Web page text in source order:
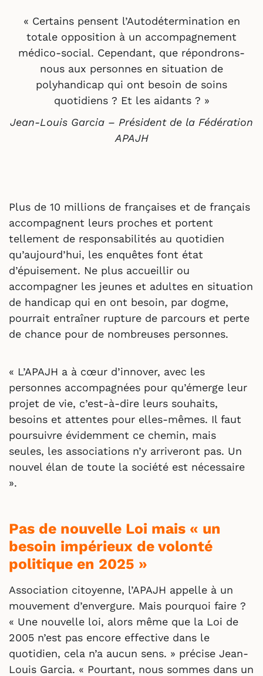
« Certains pensent l’Autodétermination en
totale opposition à un accompagnement
médico-social. Cependant, que répondrons-
nous aux personnes en situation de
polyhandicap qui ont besoin de soins
quotidiens ? Et les aidants ? »
Jean-Louis Garcia – Président de la Fédération
APAJH
Plus de 10 millions de françaises et de français
accompagnent leurs proches et portent
tellement de responsabilités au quotidien
qu’aujourd’hui, les enquêtes font état
d’épuisement. Ne plus accueillir ou
accompagner les jeunes et adultes en situation
de handicap qui en ont besoin, par dogme,
pourrait entraîner rupture de parcours et perte
de chance pour de nombreuses personnes.
« L’APAJH a à cœur d’innover, avec les
personnes accompagnées pour qu’émerge leur
projet de vie, c’est-à-dire leurs souhaits,
besoins et attentes pour elles-mêmes. Il faut
poursuivre évidemment ce chemin, mais
seules, les associations n’y arriveront pas. Un
nouvel élan de toute la société est nécessaire
».
Pas de nouvelle Loi mais « un
besoin impérieux de volonté
politique en 2025 »
Association citoyenne, l’APAJH appelle à un
mouvement d’envergure. Mais pourquoi faire ?
« Une nouvelle loi, alors même que la Loi de
2005 n’est pas encore effective dans le
quotidien, cela n’a aucun sens. » précise Jean-
Louis Garcia. « Pourtant, nous sommes dans un